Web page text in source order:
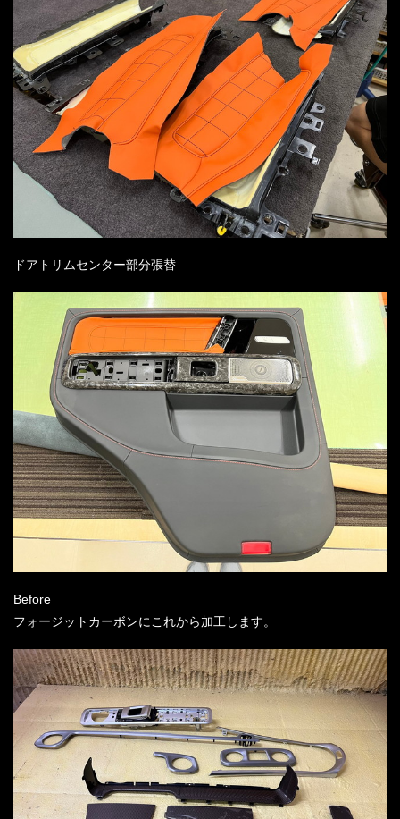
ドアトリムセンター部分張替
Before
フォージットカーボンにこれから加工します。